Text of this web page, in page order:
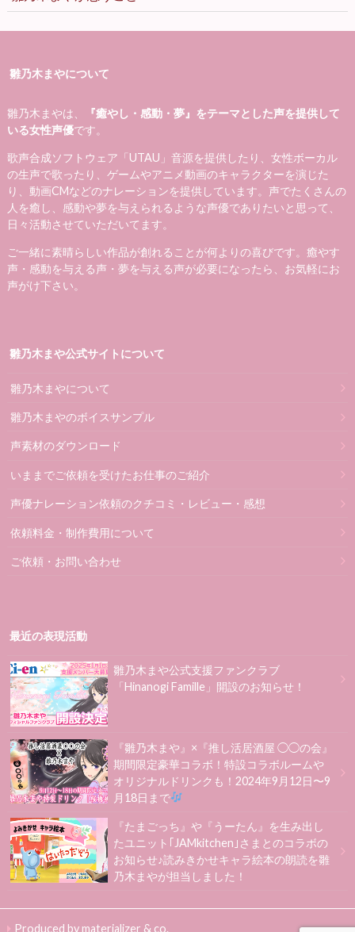
雛乃木まやについて
雛乃木まやは、
『癒やし・感動・夢』をテーマとした声を提供して
いる女性声優です。
歌声合成ソフトウェア「UTAU」音源を提供したり、女性ボーカル
の生声で歌ったり、ゲームやアニメ動画のキャラクターを演じた
り、動画CMなどのナレーションを提供しています。声でたくさんの
人を癒し、感動や夢を与えられるような声優でありたいと思って、
日々活動させていただいてます。
ご一緒に素晴らしい作品が創れることが何よりの喜びです。癒やす
声・感動を与える声・夢を与える声が必要になったら、お気軽にお
声がけ下さい。
雛乃木まや公式サイトについて
雛乃木まやについて
雛乃木まやのボイスサンプル
声素材のダウンロード
いままでご依頼を受けたお仕事のご紹介
声優ナレーション依頼のクチコミ・レビュー・感想
依頼料金・制作費用について
ご依頼・お問い合わせ
最近の表現活動
雛乃木まや公式支援ファンクラブ
「Hinanogi Famille」開設のお知らせ！
『雛乃木まや』×『推し活居酒屋 ◯◯の会』
期間限定豪華コラボ！特設コラボルームや
オリジナルドリンクも！2024年9月12日〜9
月18日まで
『たまごっち』や『うーたん』を生み出し
たユニット｢JAMkitchen｣さまとのコラボの
お知らせ♪読みきかせキャラ絵本の朗読を雛
乃木まやが担当しました！
Produced by materializer & co.